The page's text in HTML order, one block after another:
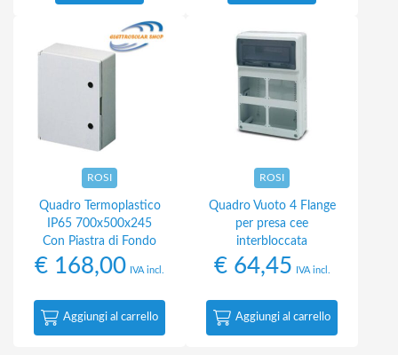
ROSI
Quadro Termoplastico
IP65 700x500x245
Con Piastra di Fondo
€ 168,00 IVA incl.
Aggiungi al carrello
ROSI
Quadro Vuoto 4 Flange
per presa cee
interbloccata
€64,45 IVA incl.
Aggiungi al carrello